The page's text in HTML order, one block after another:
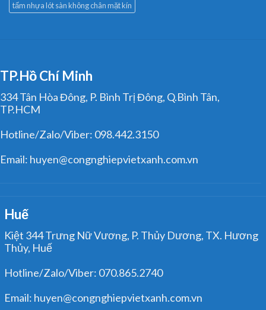
tấm nhựa lót sàn không chân mặt kín
TP.Hồ Chí Minh
334 Tân Hòa Đông, P. Bình Trị Đông, Q.Bình Tân,
TP.HCM
Hotline/Zalo/Viber: 098.442.3150
Email: huyen@congnghiepvietxanh.com.vn
Huế
Kiệt 344 Trưng Nữ Vương, P. Thủy Dương, TX. Hương
Thủy, Huế
Hotline/Zalo/Viber: 070.865.2740
Email: huyen@congnghiepvietxanh.com.vn